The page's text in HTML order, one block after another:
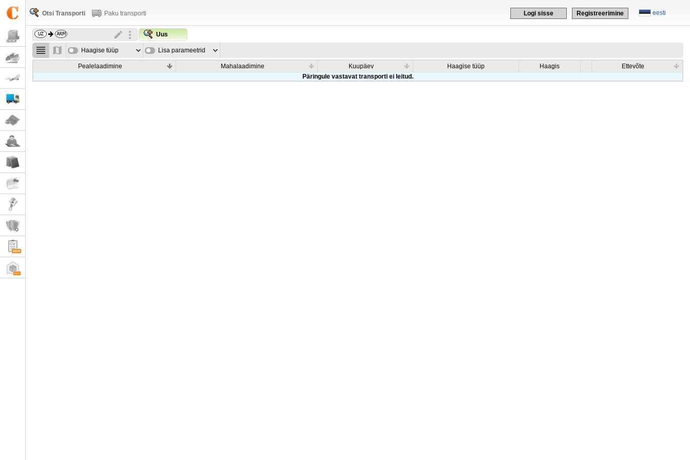
eesti
Logi sisse Registreerimine
Otsi Transporti Paku transporti
Uus
Haagise tüüp Lisa parameetrid
Pealelaadimine Mahalaadimine Kuupäev Haagise tüüp Haagis
Ettevõte
Päringule vastavat transporti ei leitud.